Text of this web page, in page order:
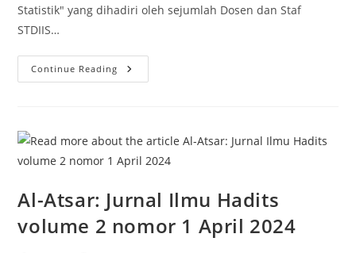
Statistik" yang dihadiri oleh sejumlah Dosen dan Staf
STDIIS…
Continue Reading Workshop
Penguatan
Berbasis
Aplikasi
Statistik”
Al-Atsar: Jurnal Ilmu Hadits
volume 2 nomor 1 April 2024